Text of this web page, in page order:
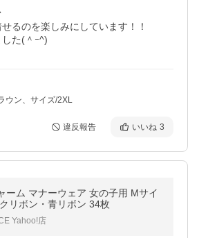
るのを楽しみにしています！！
た(＾ｰ^)
ウン、サイズ/2XL
違反報告 いいね 3
ーム マナーウェア 女の子用 Mサイ
リボン・青リボン 34枚
Yahoo!店